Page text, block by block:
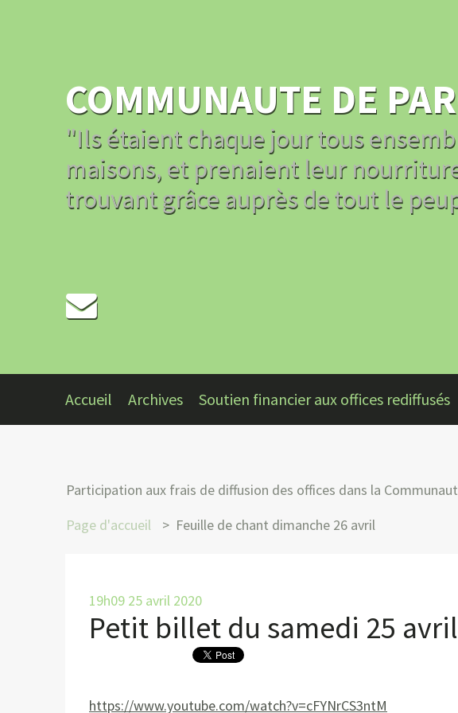
COMMUNAUTE DE
"Ils étaient chaque jour tous
maisons, et prenaient leur
trouvant grâce auprès de tout le
Accueil Archives Soutien financier aux offices rediffusés
Participation aux frais de diffusion des offices dans la
Page d'accueil
Feuille de chant dimanche 26 avril
19h09 25 avril 2020
Petit billet du samedi 25 avril
https://www.youtube.com/watch?v=cFYNrCS3ntM